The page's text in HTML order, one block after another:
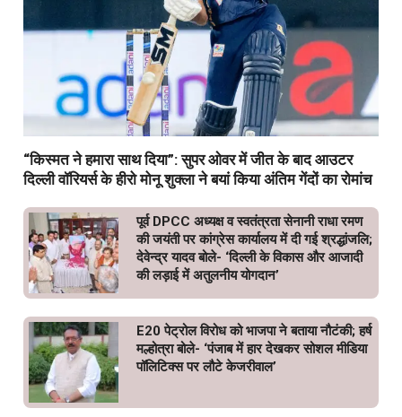
“किस्मत ने हमारा साथ दिया”: सुपर ओवर में जीत के बाद आउटर
दिल्ली वॉरियर्स के हीरो मोनू शुक्ला ने बयां किया अंतिम गेंदों का रोमांच
पूर्व DPCC अध्यक्ष व स्वतंत्रता सेनानी राधा रमण
की जयंती पर कांग्रेस कार्यालय में दी गई श्रद्धांजलि;
देवेन्द्र यादव बोले- ‘दिल्ली के विकास और आजादी
की लड़ाई में अतुलनीय योगदान’
E20 पेट्रोल विरोध को भाजपा ने बताया नौटंकी; हर्ष
मल्होत्रा बोले- ‘पंजाब में हार देखकर सोशल मीडिया
पॉलिटिक्स पर लौटे केजरीवाल’